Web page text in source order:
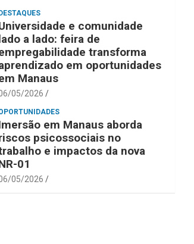
DESTAQUES
e comunidade
a lado: feira de
transforma
em oportunidades
Manaus
05/2026
em Manaus aborda
psicossociais no
e impactos da nova
01
05/2026